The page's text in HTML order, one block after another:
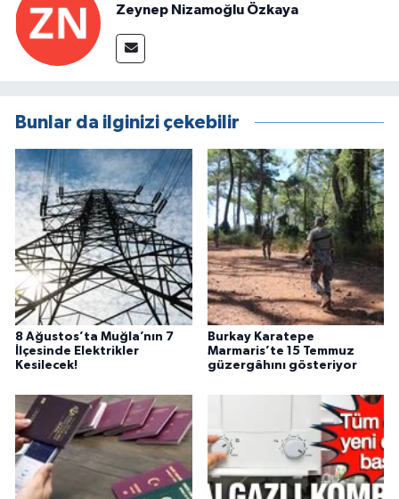
Zeynep Nizamoğlu Özkaya
Bunlar da ilginizi çekebilir
8 Ağustos’ta Muğla’nın 7
İlçesinde Elektrikler
Kesilecek!
Burkay Karatepe
Marmaris’te 15 Temmuz
güzergâhını gösteriyor